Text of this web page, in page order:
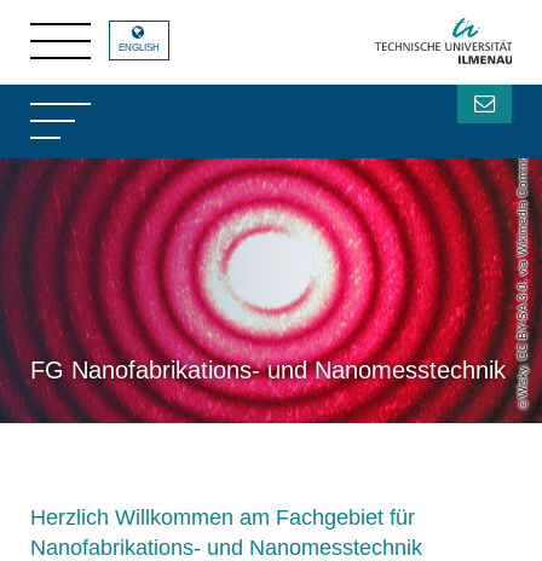
FG Nanofabrikations- und Nanomesstechnik Wisky, CC BY-SA 3.0, via Wikimedia Commons
ENGLISH
Herzlich Willkommen am Fachgebiet für
Nanofabrikations- und Nanomesstechnik